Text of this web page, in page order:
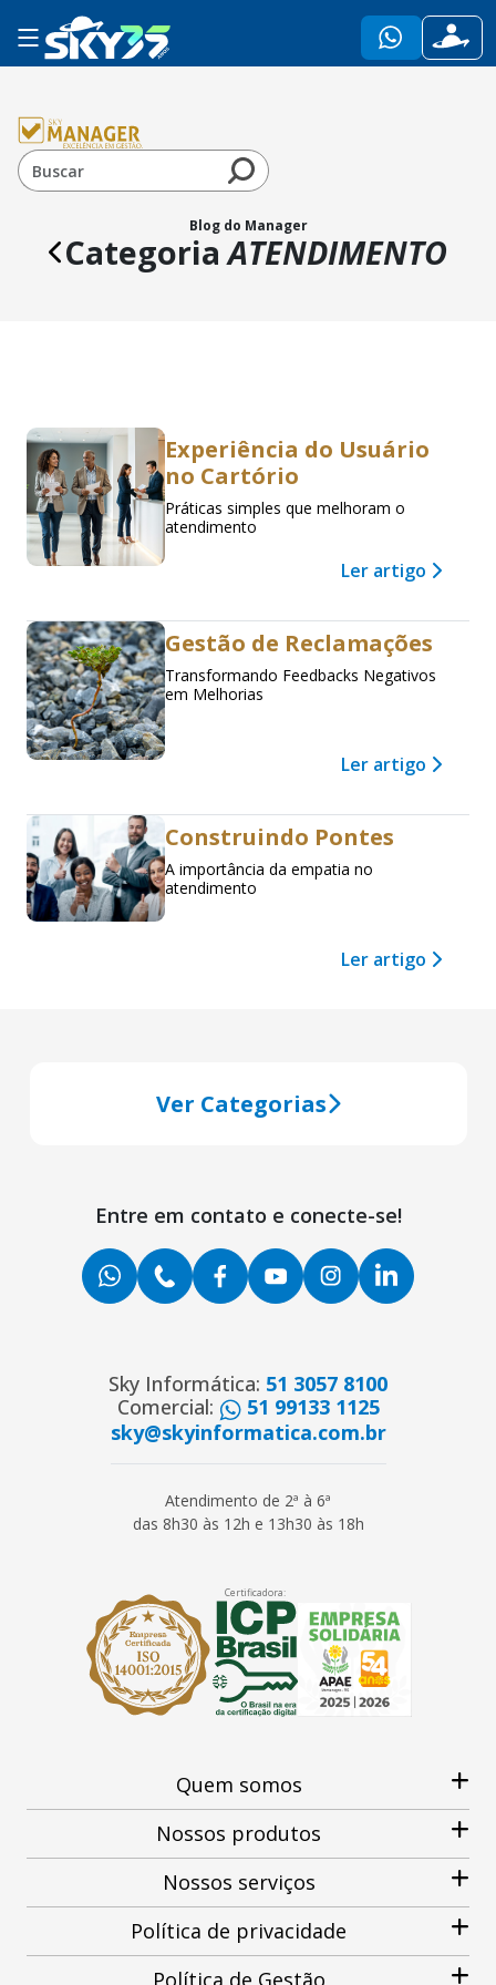
Blog do Manager
CategoriaATENDIMENTO
Experiência do Usuário
no Cartório
Práticas simples que melhoram o
atendimento
Ler artigo
Gestão de Reclamações
Transformando Feedbacks Negativos
em Melhorias
Ler artigo
Construindo Pontes
A importância da empatia no
atendimento
Ler artigo
Ver Categorias
Entre em contato e conecte-se!
Sky Informática: 51 3057 8100
Comercial:
51 99133 1125
sky@skyinformatica.com.br
Atendimento de 2ª à 6ª
das 8h30 às 12h e 13h30 às 18h
Certificadora:
Quem somos
Nossos produtos
Nossos serviços
Política de privacidade
Política de Gestão